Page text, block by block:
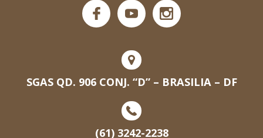
SGAS QD. 906 CONJ. “D” – BRASILIA – DF
(61) 3242-2238